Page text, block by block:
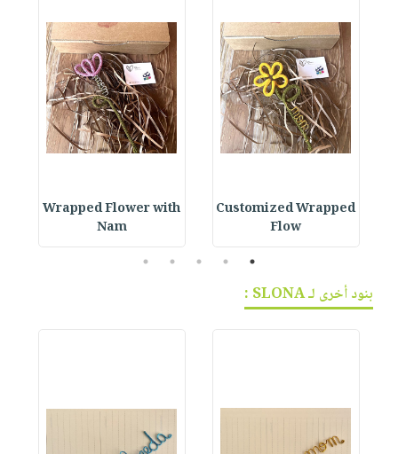
Customized Wrapped
Flow
Wrapped Flower with
Nam
1
2
3
4
5
بنود أخرى لـ SLONA :